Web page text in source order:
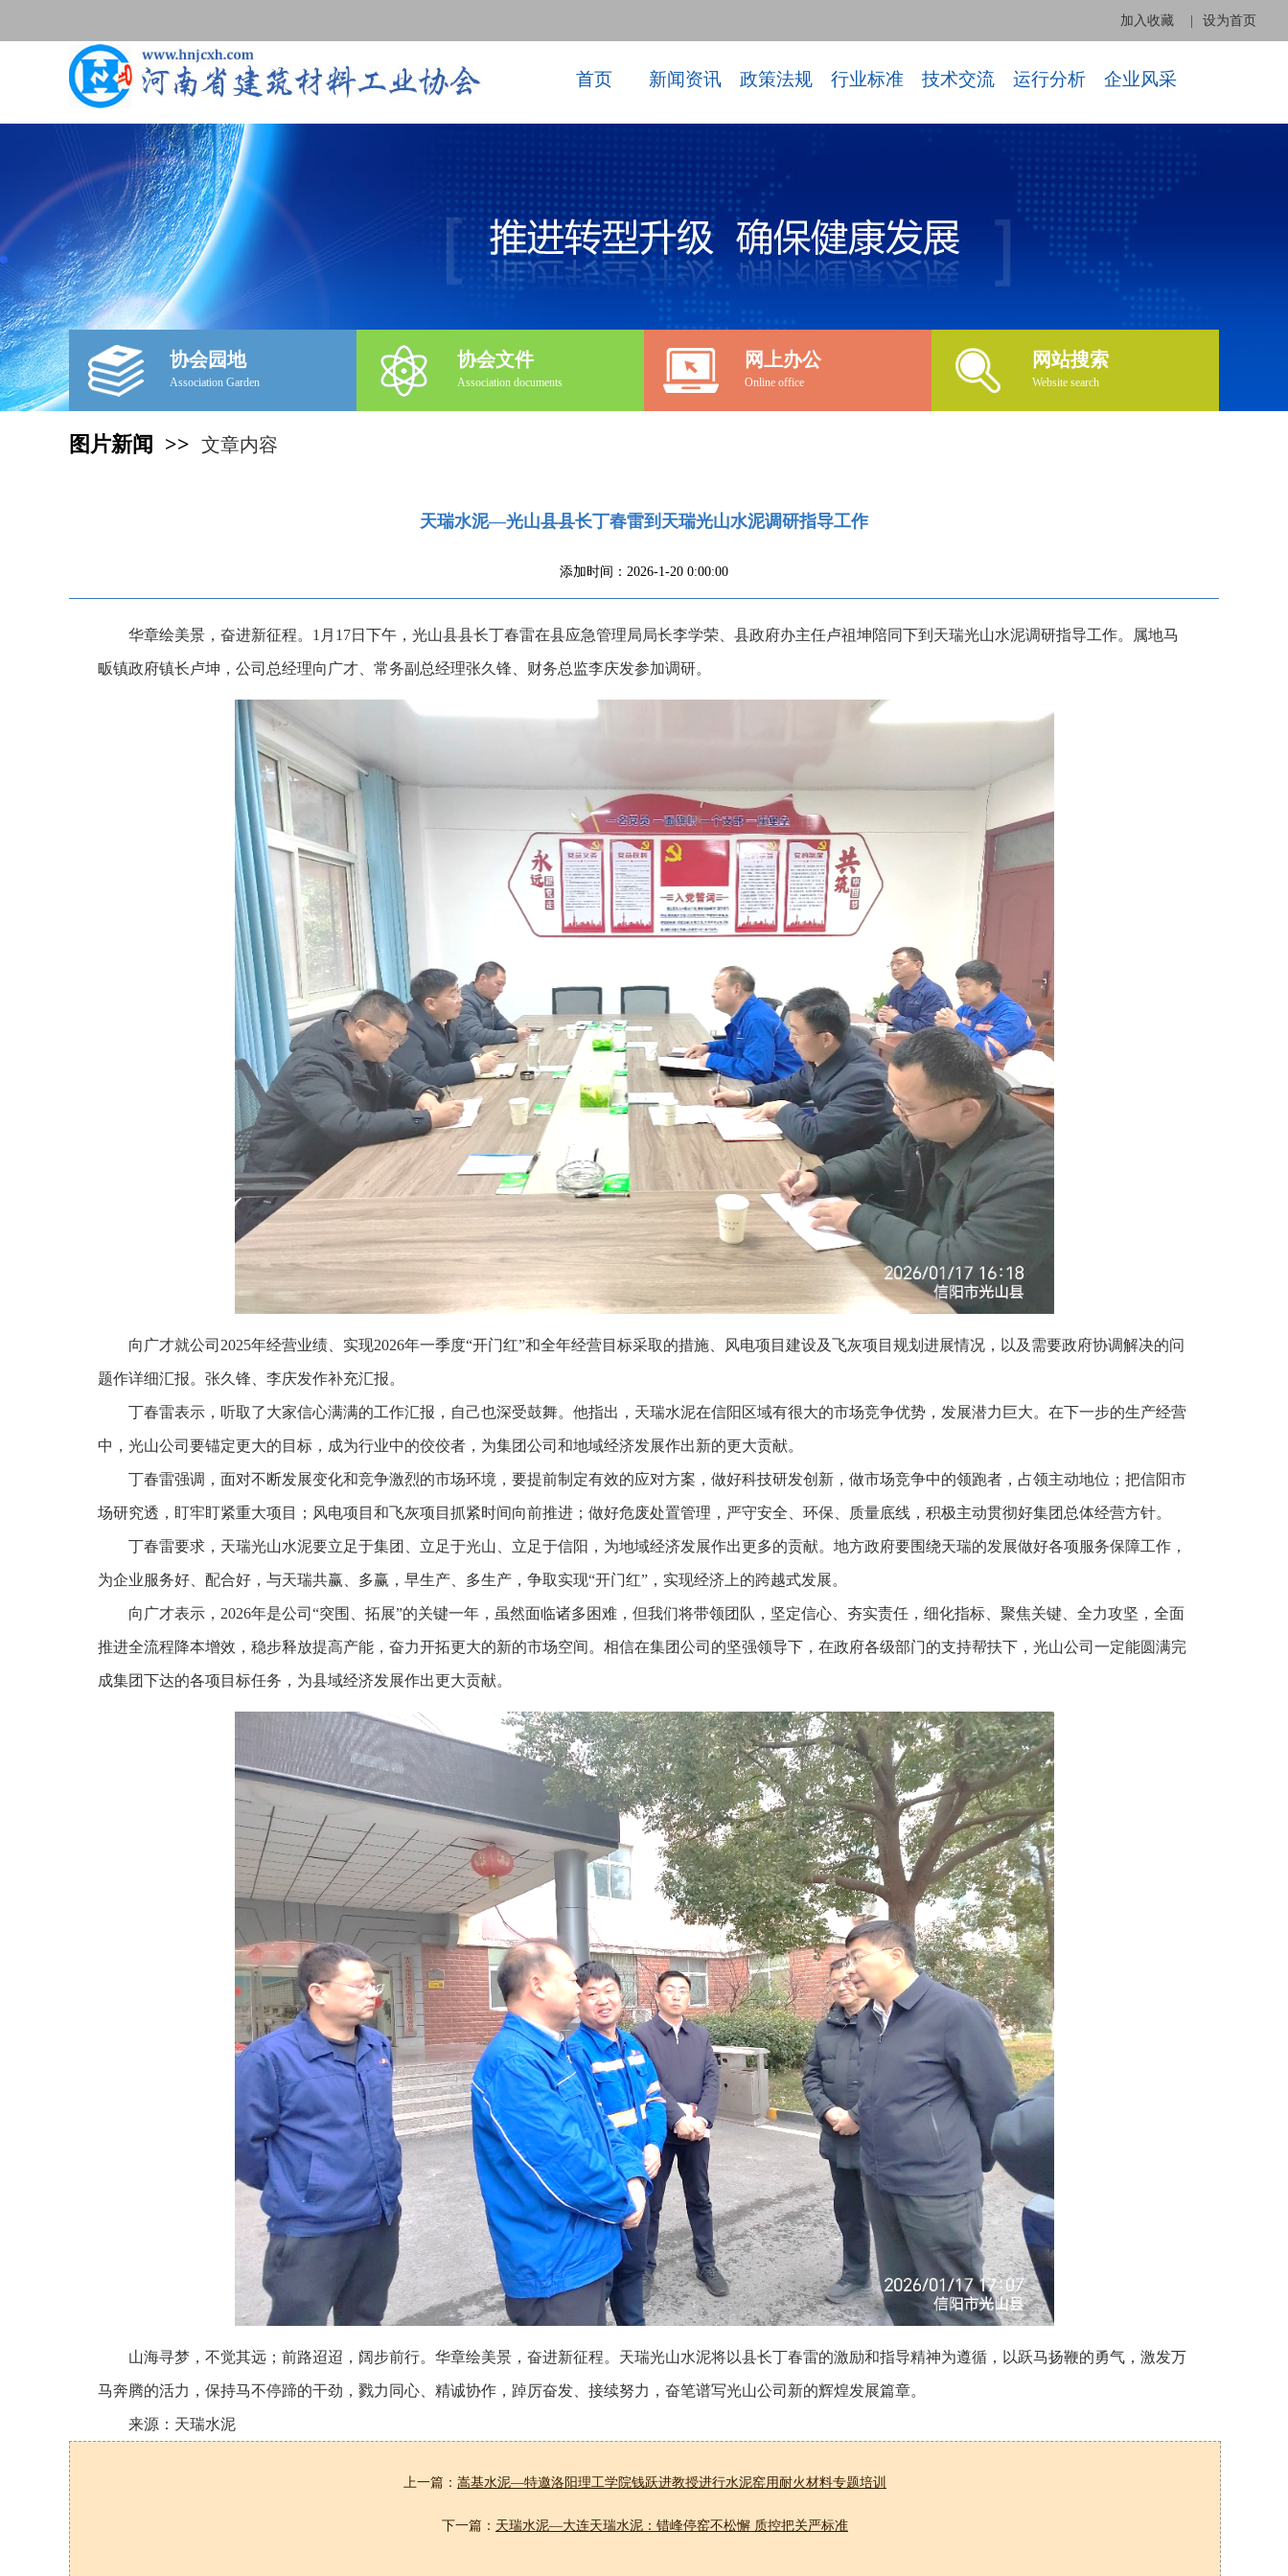
加入收藏 设为首页
首页 新闻资讯 政策法规 行业标准 技术交流 运行分析 企业风采
协会园地
Association Garden
协会文件
Association documents
网上办公
Online office
网站搜索
Website search
图片新闻 >> 文章内容
天瑞水泥—光山县县长丁春雷到天瑞光山水泥调研指导工作
添加时间：2026-1-20 0:00:00
华章绘美景，奋进新征程。1月17日下午，光山县县长丁春雷在县应急管理局局长李学荣、县政府办主任卢祖坤陪同下到天瑞光山水泥调研指导工作。属地马
畈镇政府镇长卢坤，公司总经理向广才、常务副总经理张久锋、财务总监李庆发参加调研。
向广才就公司2025年经营业绩、实现2026年一季度“开门红”和全年经营目标采取的措施、风电项目建设及飞灰项目规划进展情况，以及需要政府协调解决的问
题作详细汇报。张久锋、李庆发作补充汇报。
丁春雷表示，听取了大家信心满满的工作汇报，自己也深受鼓舞。他指出，天瑞水泥在信阳区域有很大的市场竞争优势，发展潜力巨大。在下一步的生产经营
中，光山公司要锚定更大的目标，成为行业中的佼佼者，为集团公司和地域经济发展作出新的更大贡献。
丁春雷强调，面对不断发展变化和竞争激烈的市场环境，要提前制定有效的应对方案，做好科技研发创新，做市场竞争中的领跑者，占领主动地位；把信阳市
场研究透，盯牢盯紧重大项目；风电项目和飞灰项目抓紧时间向前推进；做好危废处置管理，严守安全、环保、质量底线，积极主动贯彻好集团总体经营方针。
丁春雷要求，天瑞光山水泥要立足于集团、立足于光山、立足于信阳，为地域经济发展作出更多的贡献。地方政府要围绕天瑞的发展做好各项服务保障工作，
为企业服务好、配合好，与天瑞共赢、多赢，早生产、多生产，争取实现“开门红”，实现经济上的跨越式发展。
向广才表示，2026年是公司“突围、拓展”的关键一年，虽然面临诸多困难，但我们将带领团队，坚定信心、夯实责任，细化指标、聚焦关键、全力攻坚，全面
推进全流程降本增效，稳步释放提高产能，奋力开拓更大的新的市场空间。相信在集团公司的坚强领导下，在政府各级部门的支持帮扶下，光山公司一定能圆满完
成集团下达的各项目标任务，为县域经济发展作出更大贡献。
山海寻梦，不觉其远；前路迢迢，阔步前行。华章绘美景，奋进新征程。天瑞光山水泥将以县长丁春雷的激励和指导精神为遵循，以跃马扬鞭的勇气，激发万
马奔腾的活力，保持马不停蹄的干劲，戮力同心、精诚协作，踔厉奋发、接续努力，奋笔谱写光山公司新的辉煌发展篇章。
来源：天瑞水泥
上一篇： 嵩基水泥—特邀洛阳理工学院钱跃进教授进行水泥窑用耐火材料专题培训
下一篇： 天瑞水泥—大连天瑞水泥：错峰停窑不松懈 质控把关严标准